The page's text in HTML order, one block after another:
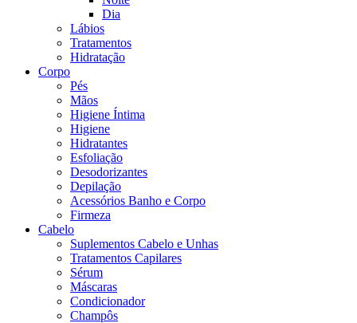
Dia
Lábios
Tratamentos
Hidratação
Corpo
Pés
Mãos
Higiene Íntima
Higiene
Hidratantes
Esfoliação
Desodorizantes
Depilação
Acessórios Banho e Corpo
Firmeza
Cabelo
Suplementos Cabelo e Unhas
Tratamentos Capilares
Sérum
Máscaras
Condicionador
Champôs